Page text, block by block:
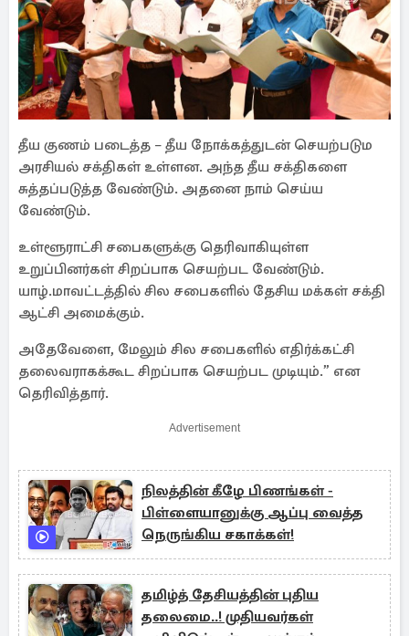
தீய குணம் படைத்த – தீய நோக்கத்துடன் செயற்படும
அரசியல் சக்திகள் உள்ளன. அந்த தீய சக்திகளை
சுத்தப்படுத்த வேண்டும். அதனை நாம் செய்ய
வேண்டும்.
உள்ளூராட்சி சபைகளுக்கு தெரிவாகியுள்ள
உறுப்பினர்கள் சிறப்பாக செயற்பட வேண்டும்.
யாழ்.மாவட்டத்தில் சில சபைகளில் தேசிய மக்கள் சக்தி
ஆட்சி அமைக்கும்.
அதேவேளை, மேலும் சில சபைகளில் எதிர்க்கட்சி
தலைவராகக்கூட சிறப்பாக செயற்பட முடியும்.” என
தெரிவித்தார்.
Advertisement
நிலத்தின் கீழே பிணங்கள் -
பிள்ளையானுக்கு ஆப்பு வைத்த
நெருங்கிய சகாக்கள்!
தமிழ்த் தேசியத்தின் புதிய
தலைமை..! முதியவர்கள்